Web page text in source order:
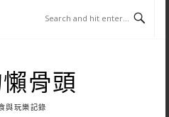
骨頭
與玩樂記錄